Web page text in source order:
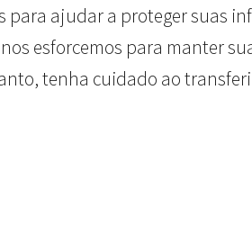
ajudar a proteger suas
esforcemos para manter
tenha cuidado ao